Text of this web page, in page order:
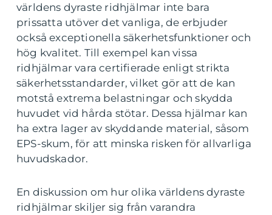
världens dyraste ridhjälmar inte bara
prissatta utöver det vanliga, de erbjuder
också exceptionella säkerhetsfunktioner och
hög kvalitet. Till exempel kan vissa
ridhjälmar vara certifierade enligt strikta
säkerhetsstandarder, vilket gör att de kan
motstå extrema belastningar och skydda
huvudet vid hårda stötar. Dessa hjälmar kan
ha extra lager av skyddande material, såsom
EPS-skum, för att minska risken för allvarliga
huvudskador.
En diskussion om hur olika världens dyraste
ridhjälmar skiljer sig från varandra